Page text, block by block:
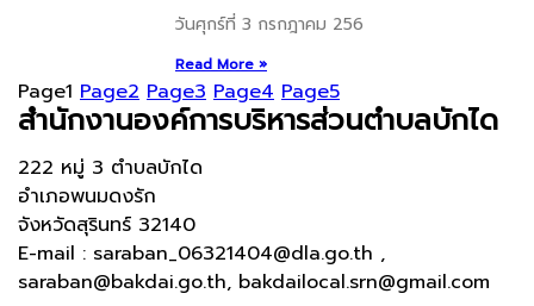
วันศุกร์ที่ 3 กรกฎาคม 256
Read More »
Page1 Page2 Page3 Page4 Page5
สำนักงานองค์การบริหารส่วนตำบลบักได
222 หมู่ 3 ตำบลบักได
อำเภอพนมดงรัก
จังหวัดสุรินทร์ 32140
E-mail : saraban_06321404@dla.go.th ,
saraban@bakdai.go.th, bakdailocal.srn@gmail.com